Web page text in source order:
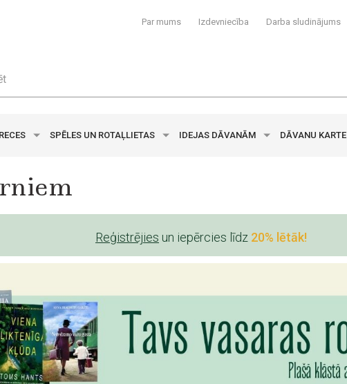
Par mums Izdevniecība Darba sludinājums
SPĒLES UN ROTAĻLIETAS IDEJAS DĀVANĀM DĀVANU KARTE
Reģistrējies un iepērcies līdz 20% lētāk!